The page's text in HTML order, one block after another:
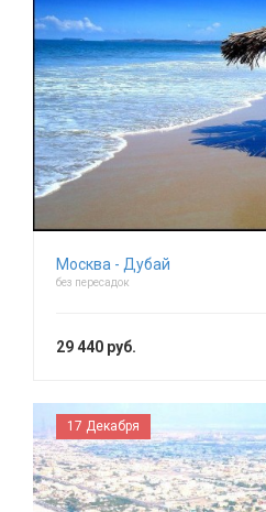
Москва - Дубай
без пересадок
29 440 руб.
17 Декабря